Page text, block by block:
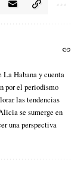
La Habana y cuenta
por el periodismo
las tendencias
se sumerge en
una perspectiva